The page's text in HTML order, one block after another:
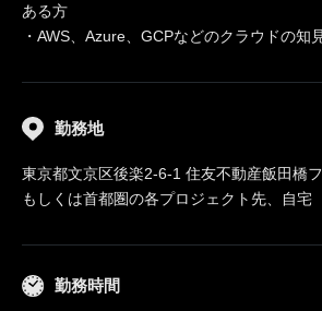
ある方
・AWS、Azure、GCPなどのクラウドの知
勤務地
東京都文京区後楽2-6-1 住友不動産飯田橋
もしくは首都圏の各プロジェクト先、自宅
勤務時間